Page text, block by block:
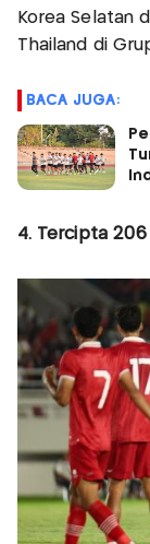
Korea Selatan
Thailand di
BACA JUGA:
4. Tercipta 206